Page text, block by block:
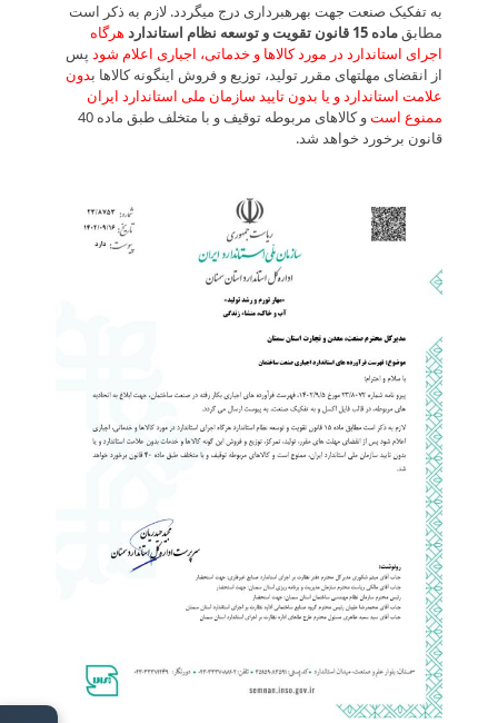
به تفکیک صنعت جهت بهره­برداری درج می­گردد. لازم به ذکر است
مطابقماده 15 قانون تقویت و توسعه نظام استاندارد
هرگاه
اجرای استاندارد در مورد کالاها و خدماتی، اجباری اعلام شود پس
از انقضای مهلت­های مقرر تولید، توزیع و فروش اینگونه کالاها بدون
علامت استاندارد و یا بدون تایید سازمان ملی استاندارد ایران
ممنوع است
و کالاهای مربوطه توقیف و با متخلف طبق ماده 40
قانون برخورد خواهد شد.